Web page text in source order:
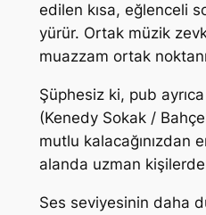
edilen kısa, eğlenceli
yürür. Ortak müzik
muazzam ortak
Şüphesiz ki, pub
(Kenedy Sokak /
mutlu kalacağınızdan
alanda uzman
Ses seviyesinin daha